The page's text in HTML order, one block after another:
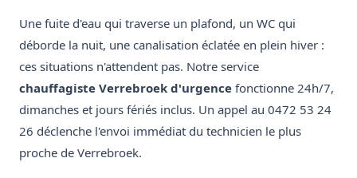
Une fuite d'eau qui traverse un plafond, un WC qui
déborde la nuit, une canalisation éclatée en plein hiver :
ces situations n'attendent pas. Notre service
chauffagiste Verrebroek d'urgence fonctionne 24h/7,
dimanches et jours fériés inclus. Un appel au 0472 53 24
26 déclenche l'envoi immédiat du technicien le plus
proche de Verrebroek.